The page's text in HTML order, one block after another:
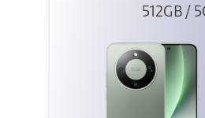
Verde
512GB /